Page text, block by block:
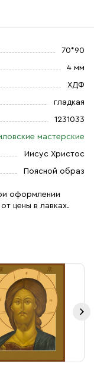
70*90
4 мм
ХДФ
гладкая
1231033
мастерские
Иисус Христос
Поясной образ
оформлении
цены в лавках.